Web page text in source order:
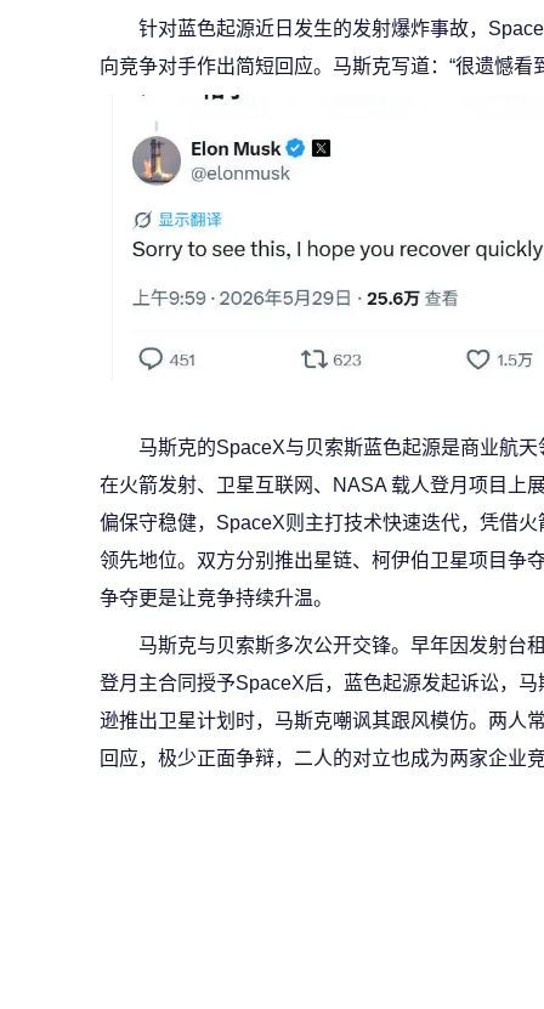
针对蓝色起源近日发生的发射爆炸事故，
向竞争对手作出简短回应。马斯克写道：“很遗憾看
马斯克的SpaceX与贝索斯蓝色起源是商业航
在火箭发射、卫星互联网、NASA 载人登月项目上
偏保守稳健，SpaceX则主打技术快速迭代，凭借
领先地位。双方分别推出星链、柯伊伯卫星项目争
争夺更是让竞争持续升温。
马斯克与贝索斯多次公开交锋。早年因发射台
登月主合同授予SpaceX后，蓝色起源发起诉讼，
逊推出卫星计划时，马斯克嘲讽其跟风模仿。两人
回应，极少正面争辩，二人的对立也成为两家企业